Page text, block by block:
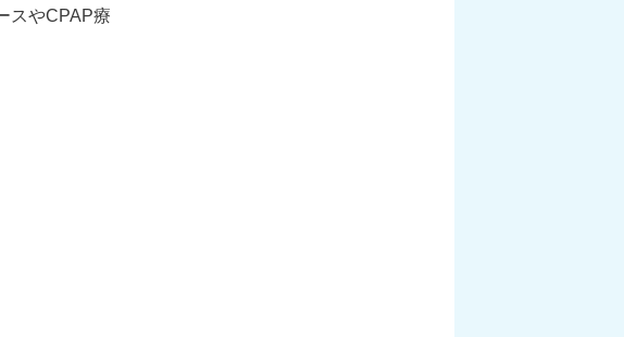
スやCPAP療